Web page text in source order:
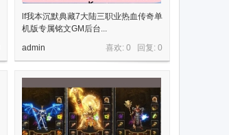
lf我本沉默典藏7大陆三职业热血传奇单
机版专属铭文GM后台...
喜欢: 0 回复: 0
admin